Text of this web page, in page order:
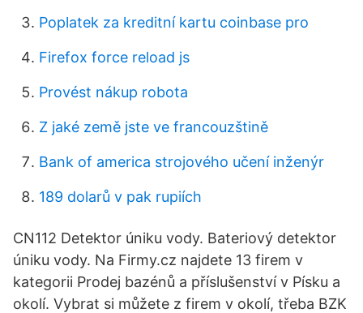
Poplatek za kreditní kartu coinbase pro
Firefox force reload js
Provést nákup robota
Z jaké země jste ve francouzštině
Bank of america strojového učení inženýr
189 dolarů v pak rupiích
CN112 Detektor úniku vody. Bateriový detektor
úniku vody. Na Firmy.cz najdete 13 firem v
kategorii Prodej bazénů a příslušenství v Písku a
okolí. Vybrat si můžete z firem v okolí, třeba BZK